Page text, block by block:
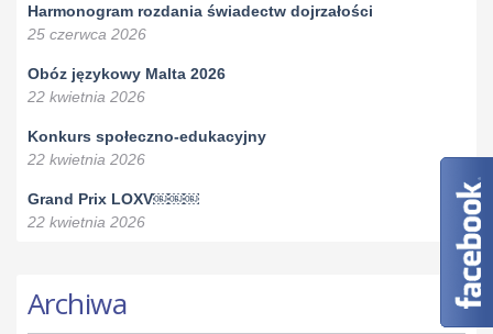
Harmonogram rozdania świadectw dojrzałości
25 czerwca 2026
Obóz językowy Malta 2026
22 kwietnia 2026
Konkurs społeczno-edukacyjny
22 kwietnia 2026
Grand Prix LOXV￼￼￼
22 kwietnia 2026
Archiwa